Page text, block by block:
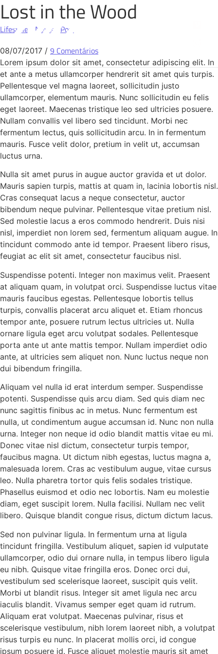
Lost in the Wood
Lifestyle News Post
08/07/2017 / 9 Comentários
Lorem ipsum dolor sit amet, consectetur adipiscing elit. In
et ante a metus ullamcorper hendrerit sit amet quis turpis.
Pellentesque vel magna laoreet, sollicitudin justo
ullamcorper, elementum mauris. Nunc sollicitudin eu felis
eget laoreet. Maecenas tristique leo sed ultricies posuere.
Nullam convallis vel libero sed tincidunt. Morbi nec
fermentum lectus, quis sollicitudin arcu. In in fermentum
mauris. Fusce velit dolor, pretium in velit ut, accumsan
luctus urna.
Nulla sit amet purus in augue auctor gravida et ut dolor.
Mauris sapien turpis, mattis at quam in, lacinia lobortis nisl.
Cras consequat lacus a neque consectetur, auctor
bibendum neque pulvinar. Pellentesque vitae pretium nisl.
Sed molestie lacus a eros commodo hendrerit. Duis nisi
nisl, imperdiet non lorem sed, fermentum aliquam augue. In
tincidunt commodo ante id tempor. Praesent libero risus,
feugiat ac elit sit amet, consectetur faucibus nisl.
Suspendisse potenti. Integer non maximus velit. Praesent
at aliquam quam, in volutpat orci. Suspendisse luctus vitae
mauris faucibus egestas. Pellentesque lobortis tellus
turpis, convallis placerat arcu aliquet et. Etiam rhoncus
tempor ante, posuere rutrum lectus ultricies ut. Nulla
ornare ligula eget arcu volutpat sodales. Pellentesque
porta ante ut ante mattis tempor. Nullam imperdiet odio
ante, at ultricies sem aliquet non. Nunc luctus neque non
dui bibendum fringilla.
Aliquam vel nulla id erat interdum semper. Suspendisse
potenti. Suspendisse quis arcu diam. Sed quis diam nec
nunc sagittis finibus ac in metus. Nunc fermentum est
nulla, ut condimentum augue accumsan id. Nunc non nulla
urna. Integer non neque id odio blandit mattis vitae eu mi.
Donec vitae nisl dictum, consectetur turpis tempor,
faucibus magna. Ut dictum nibh egestas, luctus magna a,
malesuada lorem. Cras ac vestibulum augue, vitae cursus
leo. Nulla pharetra tortor quis felis sodales tristique.
Phasellus euismod et odio nec lobortis. Nam eu molestie
diam, eget suscipit lorem. Nulla facilisi. Nullam nec velit
libero. Quisque blandit congue risus, dictum dictum lacus.
Sed non pulvinar ligula. In fermentum urna at ligula
tincidunt fringilla. Vestibulum aliquet, sapien id vulputate
ullamcorper, odio dui ornare nulla, in tempus libero ligula
eu nibh. Quisque vitae fringilla eros. Donec orci dui,
vestibulum sed scelerisque laoreet, suscipit quis velit.
Morbi ut blandit risus. Integer sit amet ligula nec arcu
iaculis blandit. Vivamus semper eget quam id rutrum.
Aliquam erat volutpat. Maecenas pulvinar, risus et
scelerisque vestibulum, nibh lorem laoreet nibh, a volutpat
risus turpis eu nunc. In placerat mollis orci, id congue
ipsum posuere id. Fusce aliquet molestie mauris sit amet